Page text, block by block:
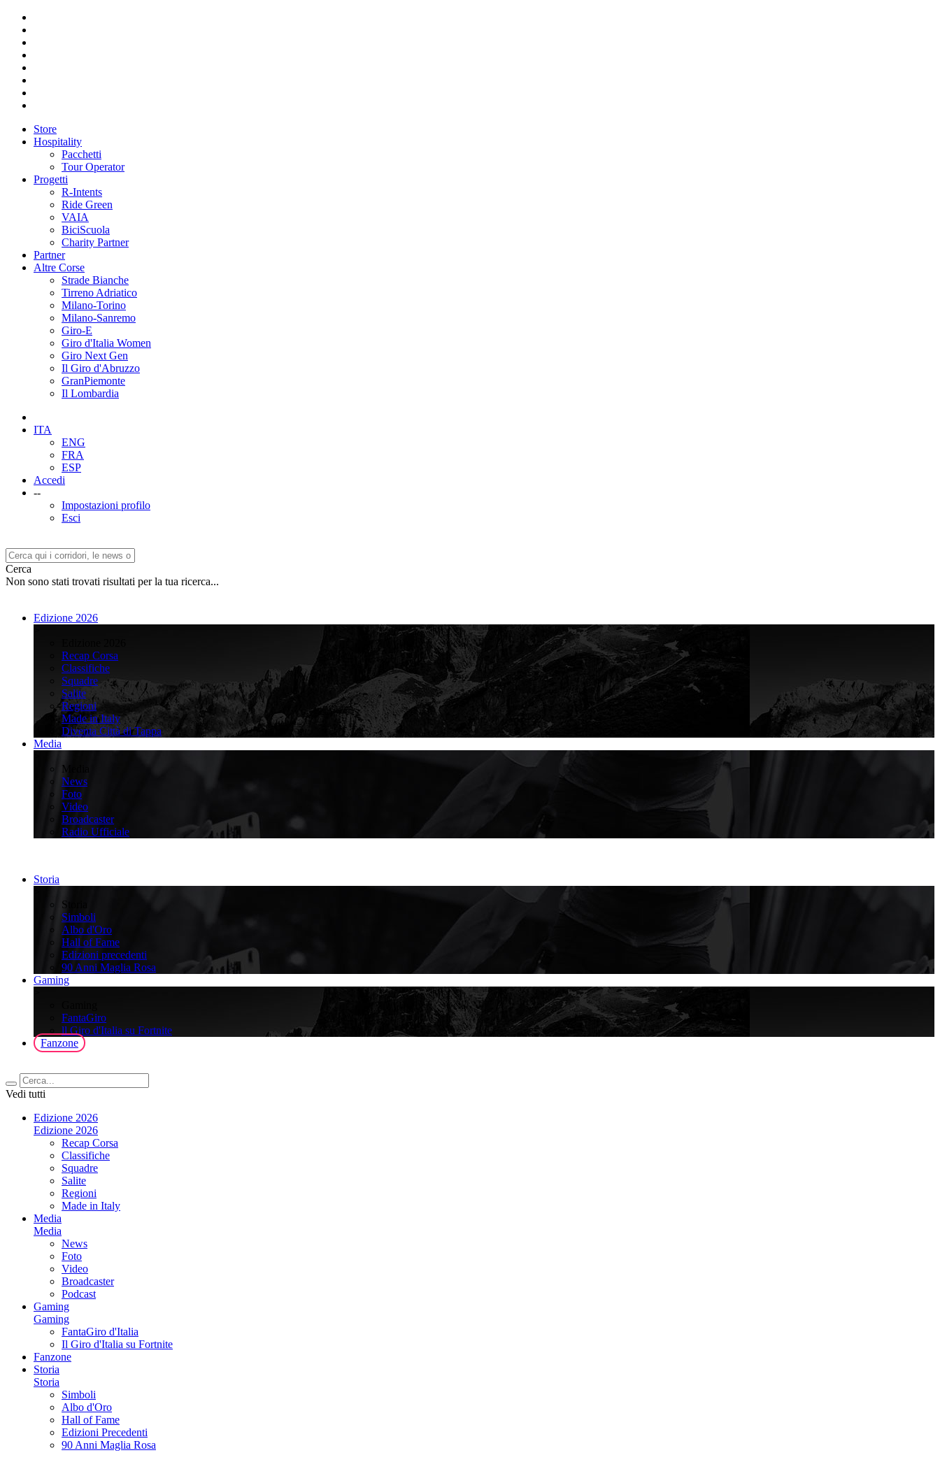
Store
Hospitality
Pacchetti
Tour Operator
Progetti
R-Intents
Ride Green
VAIA
BiciScuola
Charity Partner
Partner
Altre Corse
Strade Bianche
Tirreno Adriatico
Milano-Torino
Milano-Sanremo
Giro-E
Giro d'Italia Women
Giro Next Gen
Il Giro d'Abruzzo
GranPiemonte
Il Lombardia
ITA
ENG
FRA
ESP
Accedi
--
Impostazioni profilo
Esci
Cerca
Non sono stati trovati risultati per la tua ricerca...
Edizione 2026
Recap Corsa
Classifiche
Squadre
Salite
Regioni
Made in Italy
Diventa Città di Tappa
Media
Media
News
Foto
Video
Broadcaster
Radio Ufficiale
Storia
Storia
Simboli
Albo d'Oro
Hall of Fame
Edizioni precedenti
90 Anni Maglia Rosa
Gaming
FantaGiro
ll Giro d'Italia su Fortnite
Fanzone
Vedi tutti
Edizione 2026
Edizione 2026
Recap Corsa
Classifiche
Squadre
Salite
Regioni
Made in Italy
Media
Media
News
Foto
Video
Broadcaster
Podcast
Gaming
Gaming
FantaGiro d'Italia
Il Giro d'Italia su Fortnite
Fanzone
Storia
Storia
Simboli
Albo d'Oro
Hall of Fame
Edizioni Precedenti
90 Anni Maglia Rosa